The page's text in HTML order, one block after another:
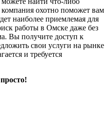
охотно поможет вам
наиболее приемлемая для
работы в Омске даже без
Вы получите доступ к
свои услуги на рынке
и требуется